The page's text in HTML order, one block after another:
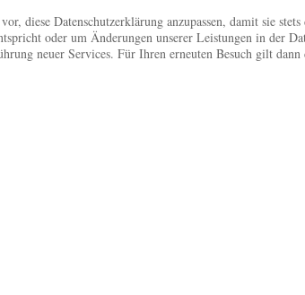
diese Datenschutzerklärung anzupassen, damit sie
oder um Änderungen unserer Leistungen in der
neuer Services. Für Ihren erneuten Besuch gilt dann